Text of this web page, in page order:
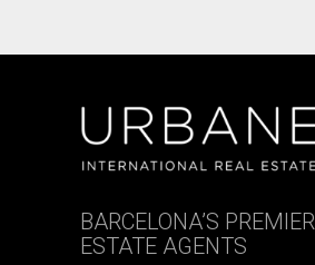
BARCELONA’S PREMIER
ESTATE AGENTS